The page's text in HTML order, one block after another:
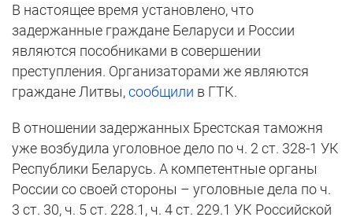
В настоящее время установлено, что
задержанные граждане Беларуси и России
являются пособниками в совершении
преступления. Организаторами же являются
граждане Литвы,сообщили в ГТК.
В отношении задержанных Брестская таможня
уже возбудила уголовное дело по ч. 2 ст. 328-1 УК
Республики Беларусь. А компетентные органы
России со своей стороны – уголовные дела по ч.
3 ст. 30, ч. 5 ст. 228.1, ч. 4 ст. 229.1 УК Российской